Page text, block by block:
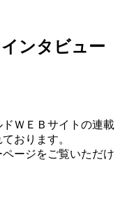
ンタビュー
ＷＥＢサイトの連載
おります。
ージをご覧いただけ